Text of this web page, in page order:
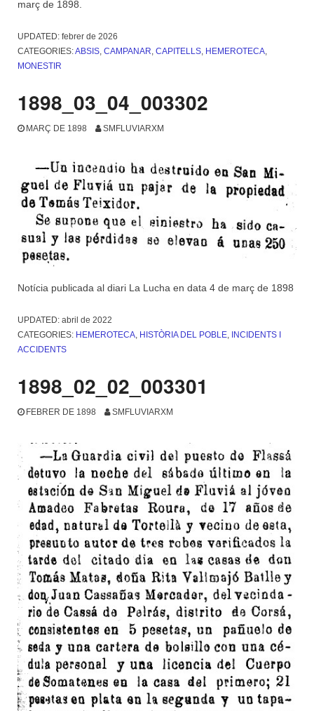
març de 1898.
UPDATED: febrer de 2026
CATEGORIES:ABSIS CAMPANAR CAPITELLS HEMEROTECA
MONESTIR
1898_03_04_003302
MARÇ DE 1898 SMFLUVIARXM
Notícia publicada al diari La Lucha en data 4 de març de 1898
UPDATED: abril de 2022
CATEGORIES: HEMEROTECA, HISTÒRIA DEL POBLE, INCIDENTS I
ACCIDENTS
1898_02_02_003301
FEBRER DE 1898 SMFLUVIARXM